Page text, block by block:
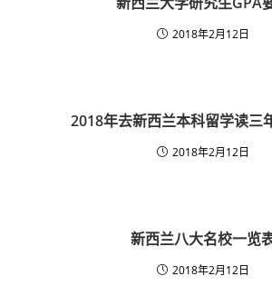
2018年2月12日
2018年去新西兰本科留学读三
2018年2月12日
新西兰八大名校一览
2018年2月12日